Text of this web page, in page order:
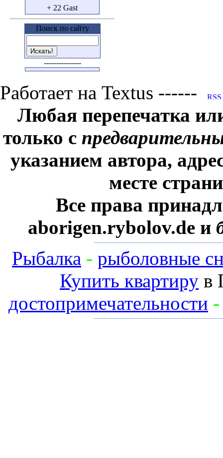
+ 22 Gast
Поиск по сайту
---------------
Работает на Textus ------
Любая перепечатка
только с
указанием автора,
месте
Все права
aborigen.rybolov.de и
Рыбалка - рыболовные
Купить квартиру в
достопримечательности